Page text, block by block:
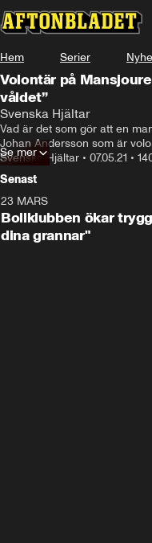
Hem Serier
Volontär på
våldet”
Svenska Hjältar
Vad är det som gör att en
Johan Andersson som är
av bristande kontroll är en
– Jag skulle vilja säga att
oss har någon typ av
till aggressionsproblem, säger
Svenska Hjältar • 07.05.21 •
Se mer
Senast
23 MARS
Bollklubben ökar
dina grannar"